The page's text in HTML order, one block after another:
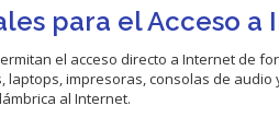
para el Acceso a
el acceso directo a Internet de
laptops, impresoras, consolas de
al Internet.